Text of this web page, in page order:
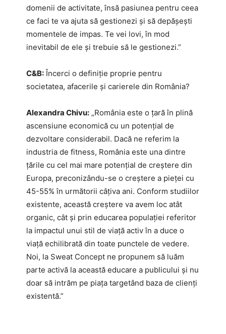
domenii de activitate, însă pasiunea pentru ceea
ce faci te va ajuta să gestionezi și să depășești
momentele de impas. Te vei lovi, în mod
inevitabil de ele și trebuie să le gestionezi.”
C&B: Încerci o definiție proprie pentru
societatea, afacerile și carierele din România?
Alexandra Chivu: „România este o țară în plină
ascensiune economică cu un potențial de
dezvoltare considerabil. Dacă ne referim la
industria de fitness, România este una dintre
țările cu cel mai mare potențial de creștere din
Europa, preconizându-se o creștere a pieței cu
45-55% în următorii câțiva ani. Conform studiilor
existente, această creștere va avem loc atât
organic, cât și prin educarea populației referitor
la impactul unui stil de viață activ în a duce o
viață echilibrată din toate punctele de vedere.
Noi, la Sweat Concept ne propunem să luăm
parte activă la această educare a publicului și nu
doar să intrăm pe piața targetând baza de clienți
existentă.”